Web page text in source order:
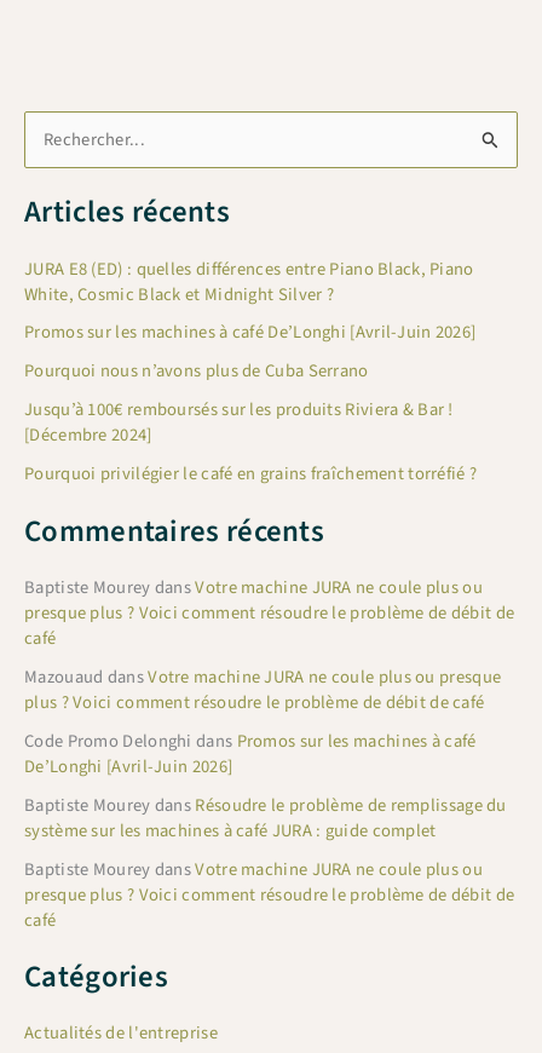
e
c
e
r
c
h
e
r
Articles récents
JURA E8 (ED) : quelles différences entre Piano Black, Piano
White, Cosmic Black et Midnight Silver ?
Promos sur les machines à café De’Longhi [Avril-Juin 2026]
Pourquoi nous n’avons plus de Cuba Serrano
Jusqu’à 100€ remboursés sur les produits Riviera & Bar !
[Décembre 2024]
Pourquoi privilégier le café en grains fraîchement torréfié ?
Commentaires récents
Baptiste MoureydansVotre machine JURA ne coule plus ou
presque plus ? Voici comment résoudre le problème de débit de
café
Mazouaud dansVotre machine JURA ne coule plus ou presque
plus ? Voici comment résoudre le problème de débit de café
Code Promo Delonghi dans Promos sur les machines à café
De’Longhi [Avril-Juin 2026]
Baptiste MoureydansRésoudre le problème de remplissage du
système sur les machines à café JURA : guide complet
Baptiste MoureydansVotre machine JURA ne coule plus ou
presque plus ? Voici comment résoudre le problème de débit de
café
Catégories
Actualités de l'entreprise